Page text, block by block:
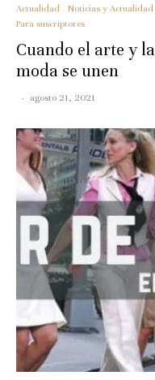
Actualidad
Noticias y Actualidad
Para suscriptores
Cuando el arte y la
moda se unen
· agosto 21, 2021